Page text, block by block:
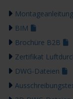
Montageanleitung
BIM
Brochüre B2B
Zertifikat
DWG-Dateien